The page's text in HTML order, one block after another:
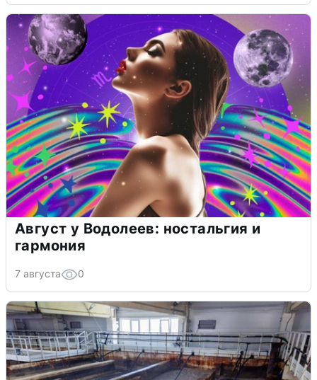
Август у Водолеев: ностальгия и
гармония
7 августа 0